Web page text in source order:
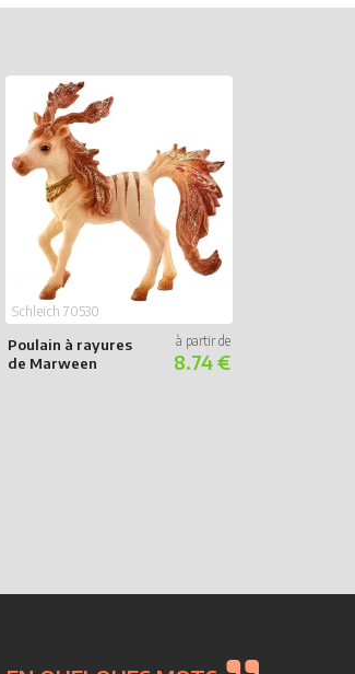
Poulain à rayures
de Marween
Schleich 70530
8.74 €